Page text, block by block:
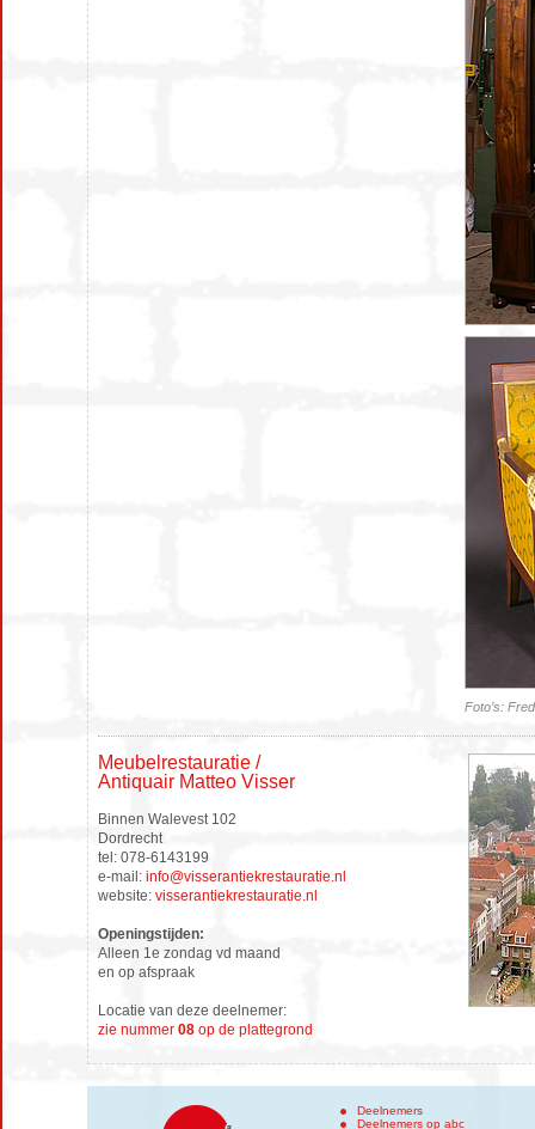
Foto’s:
Meubelrestauratie /
Antiquair Matteo Visser
Binnen Walevest 102
Dordrecht
tel: 078-6143199
e-mail: info@visserantiekrestauratie.nl
website: visserantiekrestauratie.nl
Openingstijden:
Alleen 1e zondag vd maand
en op afspraak
Locatie van deze deelnemer:
zie nummer 08op de plattegrond
Deelnemers
Deelnemers op abc